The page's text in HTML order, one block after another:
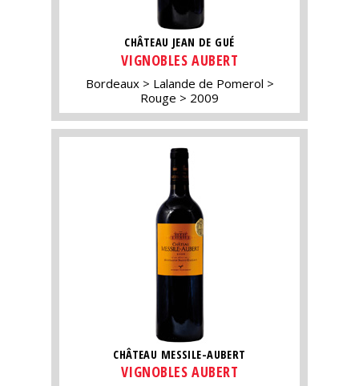
CHÂTEAU JEAN DE GUÉ
VIGNOBLES AUBERT
Bordeaux
Lalande de Pomerol
Rouge
2009
CHÂTEAU MESSILE-AUBERT
VIGNOBLES AUBERT